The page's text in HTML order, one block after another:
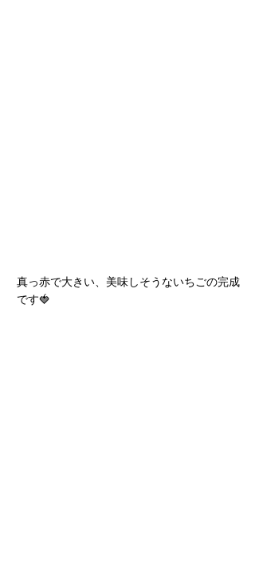
真っ赤で大きい、美味しそうないちごの完成
です🍓